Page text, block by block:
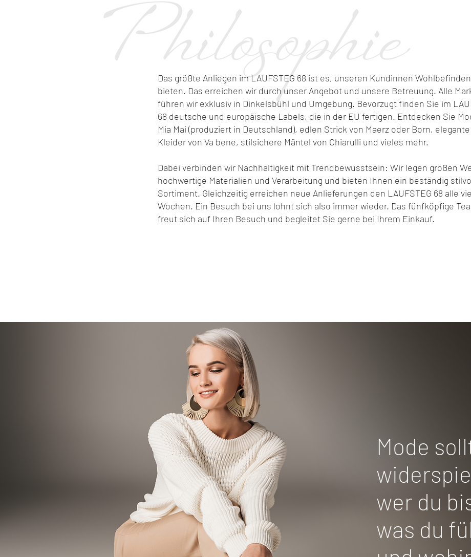
Das größte Anliegen im LAUFSTEG 68 ist es, unseren Kundinnen
bieten. Das erreichen wir durch unser Angebot und unsere Betreuung. Alle
führen wir exklusiv in Dinkelsbühl und Umgebung. Bevorzugt finden Sie im
68 deutsche und europäische Labels, die in der EU fertigen. Entdecken Sie
Mia Mai (produziert in Deutschland), edlen Strick von Maerz oder Born, elegante
Kleider von Va bene, stilsichere Mäntel von Chiarulli und vieles mehr.
Dabei verbinden wir Nachhaltigkeit mit Trendbewusstsein: Wir legen großen
hochwertige Materialien und Verarbeitung und bieten Ihnen ein beständig
Sortiment. Gleichzeitig erreichen neue Anlieferungen den LAUFSTEG 68 alle
Wochen. Ein Besuch bei uns lohnt sich also immer wieder. Das fünfköpfige
freut sich auf Ihren Besuch und begleitet Sie gerne bei Ihrem Einkauf.
Mode
wer du
was du